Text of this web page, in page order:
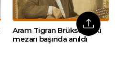
Aram Tigran Brüksel’deki
mezarı başında anıldı